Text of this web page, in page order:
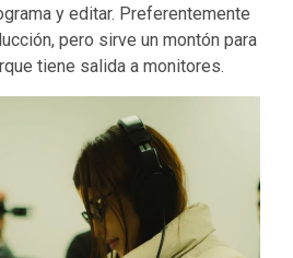
y editar. Preferentemente
pero sirve un montón para
tiene salida a monitores.